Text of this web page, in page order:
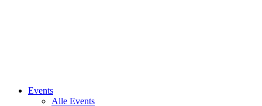
Close
Events
Alle Events